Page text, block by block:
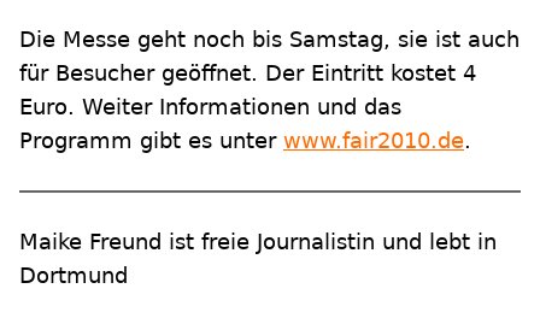
Die Messe geht noch bis Samstag, sie ist auch
für Besucher geöffnet. Der Eintritt kostet 4
Euro. Weiter Informationen und das
Programm gibt es unter www.fair2010.de.
Maike Freund ist freie Journalistin und lebt in
Dortmund